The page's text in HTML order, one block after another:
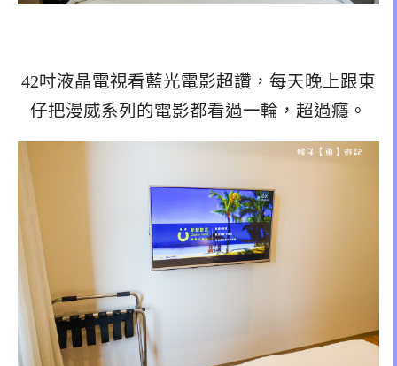
42吋液晶電視看藍光電影超讚，每天晚上跟東
仔把漫威系列的電影都看過一輪，超過癮。